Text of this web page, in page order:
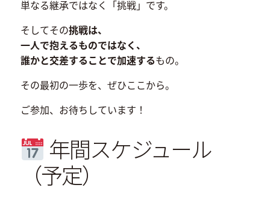
単なる継承ではなく「挑戦」です。
そしてその挑戦は、
一人で抱えるものではなく、
誰かと交差することで加速するもの。
その最初の一歩を、ぜひここから。
ご参加、お待ちしています！
年間スケジュール
（予定）